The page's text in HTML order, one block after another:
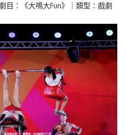
目：《大鳴大Fun》｜類型：戲劇